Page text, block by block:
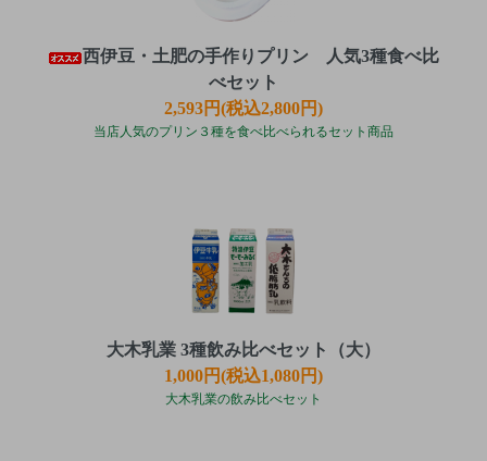
西伊豆・土肥の手作りプリン 人気3種食べ比
べセット
2,593円(税込2,800円)
当店人気のプリン３種を食べ比べられるセット商品
大木乳業 3種飲み比べセット（大）
1,000円(税込1,080円)
大木乳業の飲み比べセット